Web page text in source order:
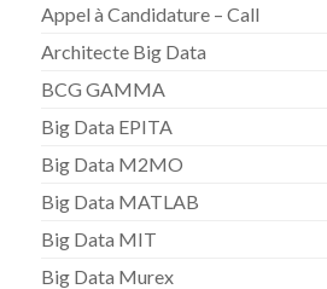
Appel à Candidature – Call
Architecte Big Data
BCG GAMMA
Big Data EPITA
Big Data M2MO
Big Data MATLAB
Big Data MIT
Big Data Murex